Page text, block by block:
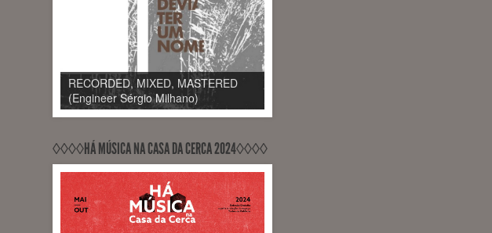
RECORDED, MIXED, MASTERED
(Engineer Sérgio Milhano)
RECORDED, MIXED, RELEASED
PontoZurca (Engineer Sérgio
Milhano)
◊◊◊◊HÁ MÚSICA NA CASA DA CERCA 2024◊◊◊◊